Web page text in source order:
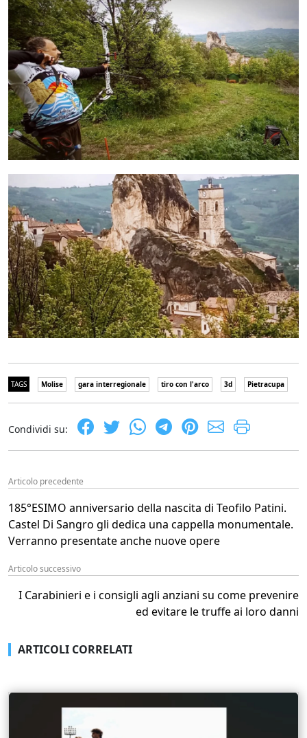
TAGS Molise gara interregionale tiro con l'arco 3d Pietracupa
Condividi su:
Articolo precedente
185°ESIMO anniversario della nascita di Teofilo Patini.
Castel Di Sangro gli dedica una cappella monumentale.
Verranno presentate anche nuove opere
Articolo successivo
I Carabinieri e i consigli agli anziani su come prevenire
ed evitare le truffe ai loro danni
ARTICOLI CORRELATI